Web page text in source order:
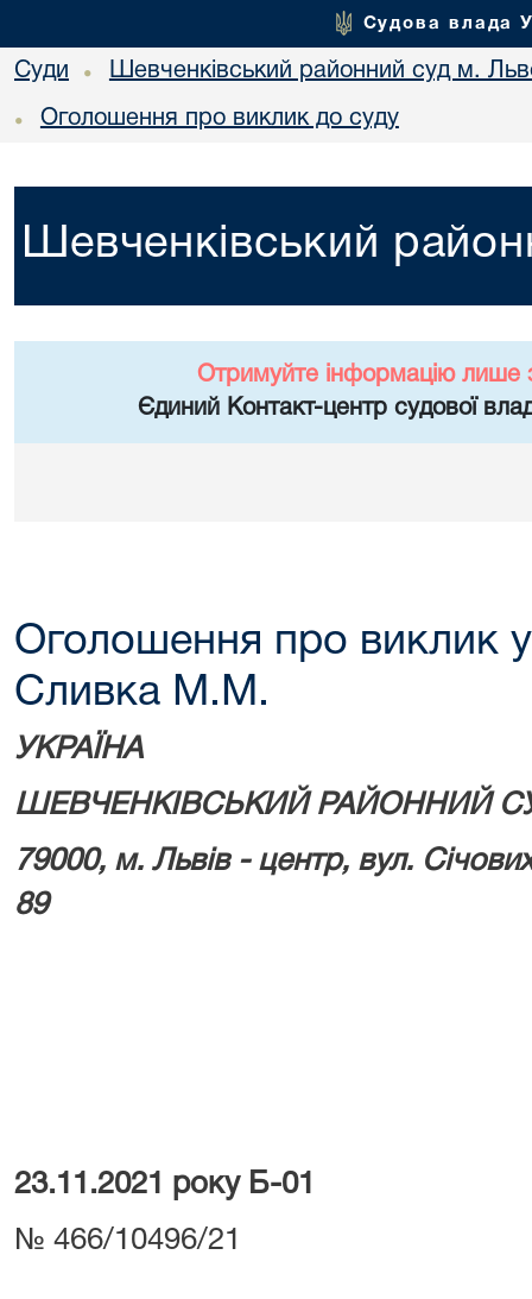
Судова влада
Суди • Шевченківський районний суд м.
• Оголошення про виклик до суду
Шевченківський
Отримуйте інформацію лише
Єдиний Контакт-центр судової
Оголошення про виклик у
Сливка М.М.
УКРАЇНА
ШЕВЧЕНКІВСЬКИЙ РАЙОННИЙ
79000, м. Львів - центр, вул.
89
23.11.2021 року Б-01
№ 466/10496/21